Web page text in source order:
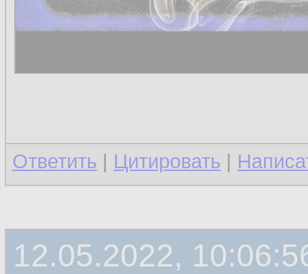
Ответить | Цитировать |
12.05.2022,